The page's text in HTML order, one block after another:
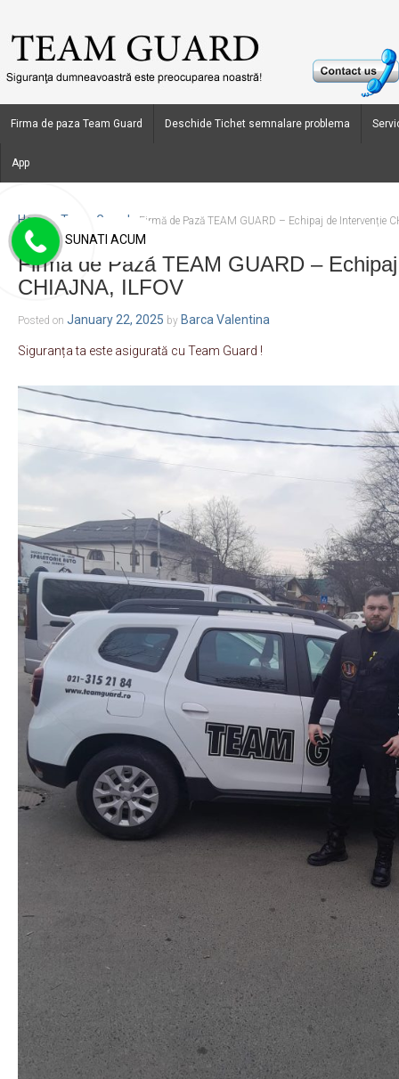
Firma de paza Team Guard Deschide Tichet semnalare problema
App
Home › Team Guard Firmă de Pază TEAM GUARD – Echipaj de Intervenție
Firmă de Pază TEAM GUARD –
CHIAJNA, ILFOV
Posted on January 22, 2025 by Barca Valentina
Siguranța ta este asigurată cu Team Guard !
SUNATI ACUM